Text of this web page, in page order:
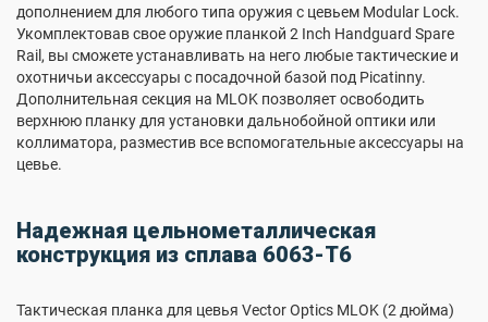
дополнением для любого типа оружия с цевьем Modular Lock.
Укомплектовав свое оружие планкой 2 Inch Handguard Spare
Rail, вы сможете устанавливать на него любые тактические и
охотничьи аксессуары с посадочной базой под Picatinny.
Дополнительная секция на MLOK позволяет освободить
верхнюю планку для установки дальнобойной оптики или
коллиматора, разместив все вспомогательные аксессуары на
цевье.
Надежная цельнометаллическая
конструкция из сплава 6063-T6
Тактическая планка для цевья Vector Optics MLOK (2 дюйма)